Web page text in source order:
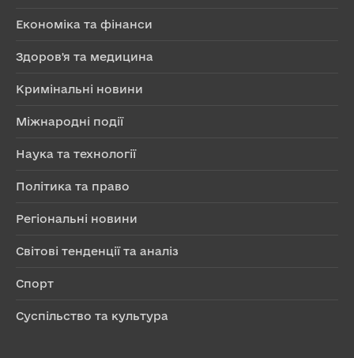
Економіка та фінанси
Здоров'я та медицина
Кримінальні новини
Міжнародні події
Наука та технології
Політика та право
Регіональні новини
Світові тенденції та аналіз
Спорт
Суспільство та культура